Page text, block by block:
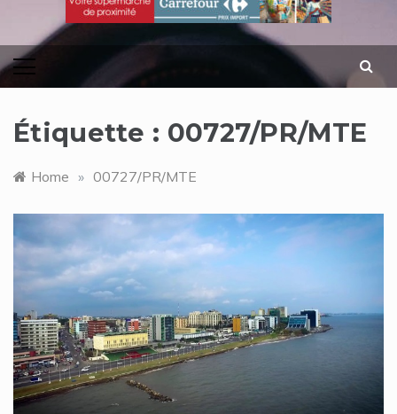
Étiquette : 00727/PR/MTE
Home » 00727/PR/MTE